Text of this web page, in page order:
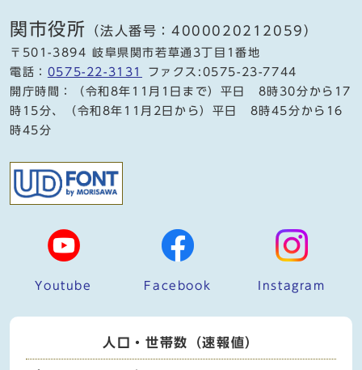
関市役所 （法人番号：4000020212059）
〒501-3894 岐阜県関市若草通3丁目1番地
電話： 0575-22-3131
ファクス:0575-23-7744
開庁時間：（令和8年11月1日まで）平日 8時30分から17
時15分、（令和8年11月2日から）平日 8時45分から16
時45分
Youtube Facebook Instagram
人口・世帯数（速報値）